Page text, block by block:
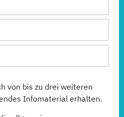
von bis zu drei weiteren
Infomaterial erhalten.